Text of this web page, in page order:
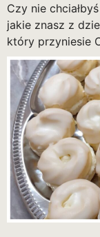
Czy nie
jakie znasz z
który przyniesie